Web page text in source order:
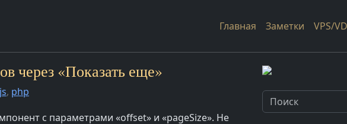
Главная Заметки VPS/
через «Показать еще»
js, php
с параметрами «offset» и «pageSize». Не